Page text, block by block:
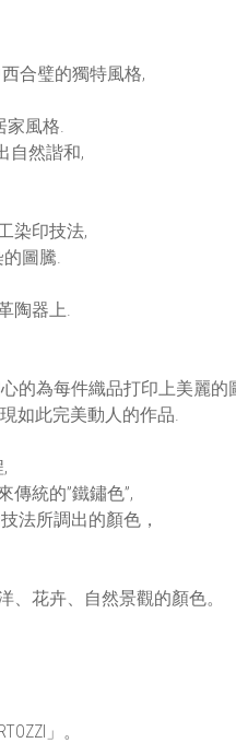
西合璧的獨特風格,
家風格.
自然諧和,
染印技法,
圖騰.
陶器上.
的為每件織品打印上美麗的
如此完美動人的作品.
傳統的”鐵鏽色”,
法所調出的顏色，
花卉、自然景觀的顏色。
」。